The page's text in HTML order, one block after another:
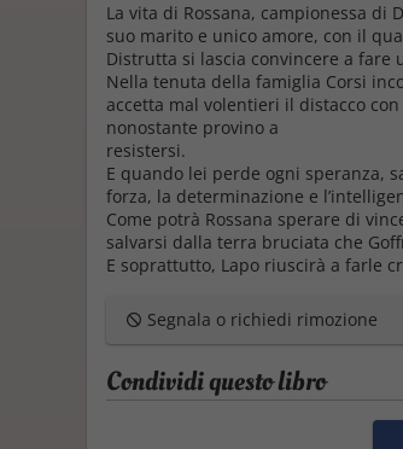
La vita di Rossana, campionessa di
suo marito e unico amore, con il
Distrutta si lascia convincere a fare
Nella tenuta della famiglia Corsi
accetta mal volentieri il distacco
nonostante provino a
resistersi.
E quando lei perde ogni speranza,
forza, la determinazione e
Come potrà Rossana sperare di
salvarsi dalla terra bruciata che
E soprattutto, Lapo riuscirà a farle
Segnala o richiedi rimozione
Condividi questo libro